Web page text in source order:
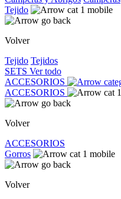
Tejido
Volver
Tejido Tejidos
SETS Ver todo
ACCESORIOS
ACCESORIOS
Volver
ACCESORIOS
Gorros
Volver